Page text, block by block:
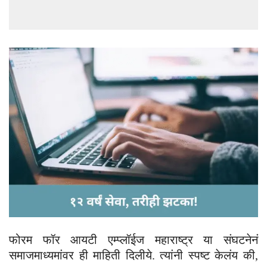
फोरम फॉर आयटी एम्प्लॉईज महाराष्ट्र या संघटनेनं
समाजमाध्यमांवर ही माहिती दिलीये. त्यांनी स्पष्ट केलंय की,